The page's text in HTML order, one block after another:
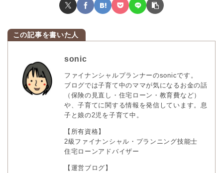
sonic
ファイナンシャルプランナーのsonicです。
ブログでは子育て中のママが気になるお金の話
（保険の見直し・住宅ローン・教育費など）
や、子育てに関する情報を発信しています。息
子と娘の2児を子育て中。
【所有資格】
2級ファイナンシャル・プランニング技能士
住宅ローンアドバイザー
【運営ブログ】